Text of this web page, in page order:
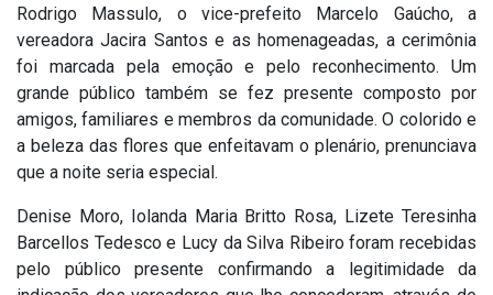
Rodrigo Massulo, o vice-prefeito Marcelo Gaúcho, a
vereadora Jacira Santos e as homenageadas, a cerimônia
foi marcada pela emoção e pelo reconhecimento. Um
grande público também se fez presente composto por
amigos, familiares e membros da comunidade. O colorido e
a beleza das flores que enfeitavam o plenário, prenunciava
que a noite seria especial.
Denise Moro, Iolanda Maria Britto Rosa, Lizete Teresinha
Barcellos Tedesco e Lucy da Silva Ribeiro foram recebidas
pelo público presente confirmando a legitimidade da